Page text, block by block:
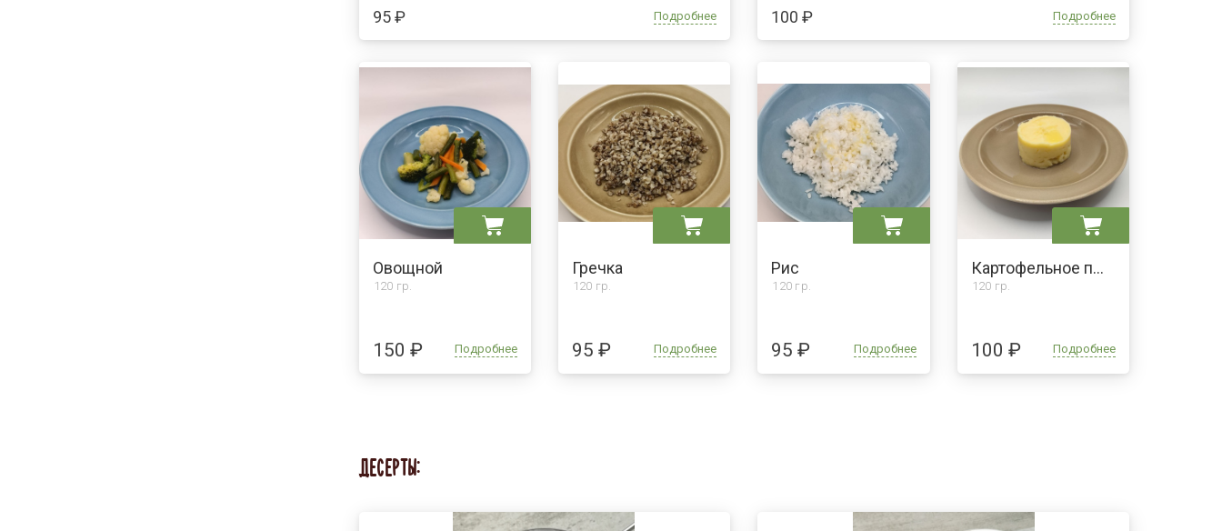
95 ₽ Подробнее 100 ₽ Подробнее
Овощной
120 гр.
150 ₽ Подробнее
Гречка
120 гр.
95 ₽ Подробнее
Рис
120 гр.
95 ₽ Подробнее
Картофельное пюре
120 гр.
100 ₽ Подробнее
ДЕСЕРТЫ: